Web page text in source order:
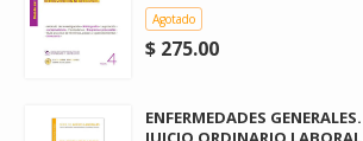
Agotado
$ 275.00
ENFERMEDADES GENERALES.